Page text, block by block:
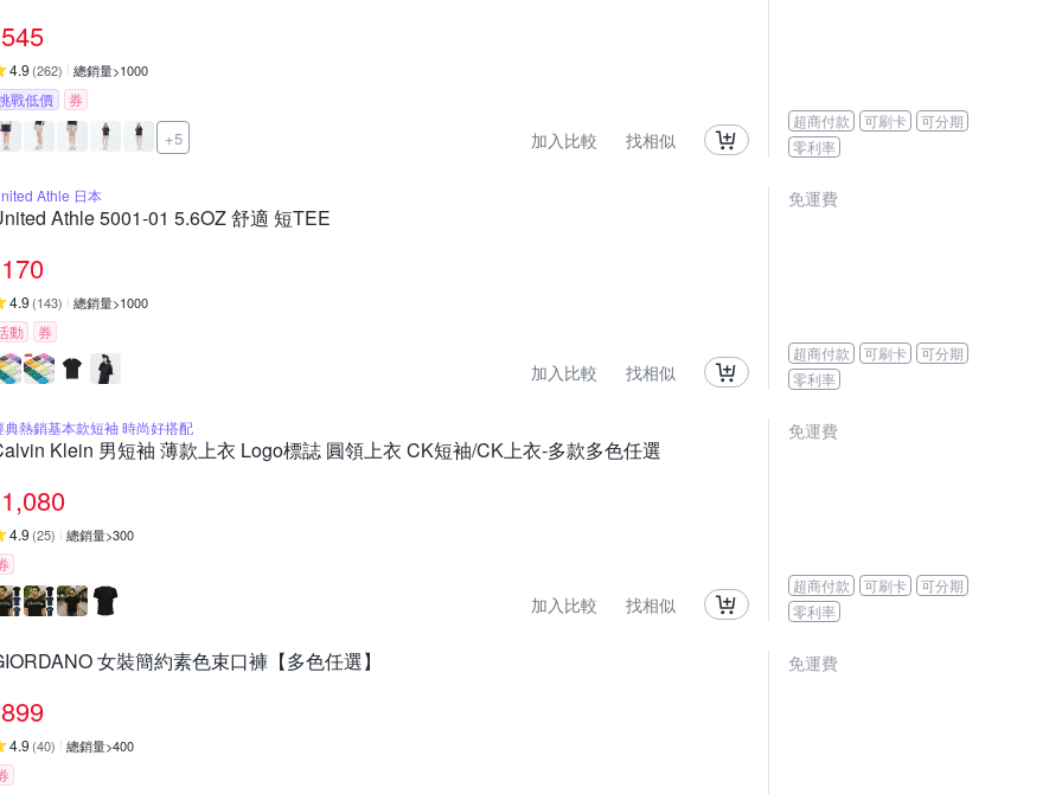
545
4.9 (262) 總銷量>1000
戰低價 券
+5 加入比較 找相似
超商付款 可刷卡
可分期
零利率
Athle 日本
Athle 5001-01 5.6OZ 舒適 短TEE
170
4.9 (143) 總銷量>1000
動 券
加入比較 找相似
免運費
超商付款 可刷卡
可分期
零利率
典熱銷基本款短袖 時尚好搭配
Klein 男短袖 薄款上衣 Logo標誌 圓領上衣 CK短袖/CK上衣-多款多色任選
1,080
4.9 (25) 總銷量>300
加入比較 找相似
免運費
超商付款 可刷卡
可分期
零利率
女裝簡約素色束口褲【多色任選】
899
4.9 (40) 總銷量>400
免運費